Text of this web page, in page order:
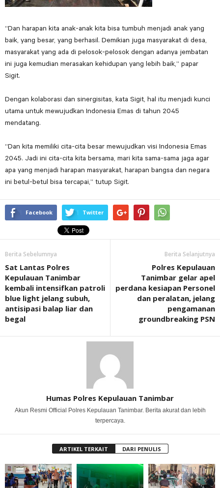
“Dan harapan kita anak-anak kita bisa tumbuh menjadi anak yang
baik, yang besar, yang berhasil. Demikian juga masyarakat di desa,
masyarakat yang ada di pelosok-pelosok dengan adanya jembatan
ini juga kemudian merasakan kehidupan yang lebih baik,” papar
Sigit.
Dengan kolaborasi dan sinergisitas, kata Sigit, hal itu menjadi kunci
utama untuk mewujudkan Indonesia Emas di tahun 2045
mendatang.
“Dan kita memiliki cita-cita besar mewujudkan visi Indonesia Emas
2045. Jadi ini cita-cita kita bersama, mari kita sama-sama jaga agar
apa yang menjadi harapan masyarakat, harapan bangsa dan negara
ini betul-betul bisa tercapai,” tutup Sigit.
Facebook Twitter
Berita Sebelumnya
Sat Lantas Polres
Kepulauan Tanimbar
kembali intensifkan patroli
blue light jelang subuh,
antisipasi balap liar dan
begal
Berita Selanjutnya
Polres Kepulauan
Tanimbar gelar apel
perdana kesiapan Personel
dan peralatan, jelang
pengamanan
groundbreaking PSN
Humas Polres Kepulauan Tanimbar
Akun Resmi Official Polres Kepulauan Tanimbar. Berita akurat dan lebih
terpercaya.
ARTIKEL TERKAIT DARI PENULIS